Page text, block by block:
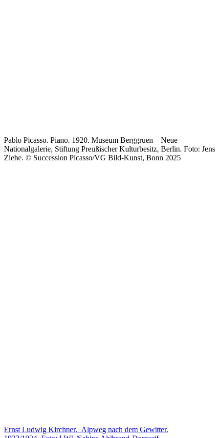
Pablo Picasso. Piano. 1920. Museum Berggruen – Neue
Nationalgalerie, Stiftung Preußischer Kulturbesitz, Berlin. Foto: Jens
Ziehe. © Succession Picasso/VG Bild-Kunst, Bonn 2025
Ernst Ludwig Kirchner. Alpweg nach dem Gewitter.